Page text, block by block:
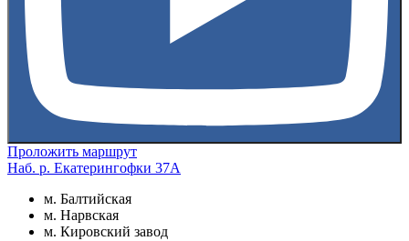
Проложить маршрут
Наб. р. Екатерингофки 37А
м. Балтийская
м. Нарвская
м. Кировский завод